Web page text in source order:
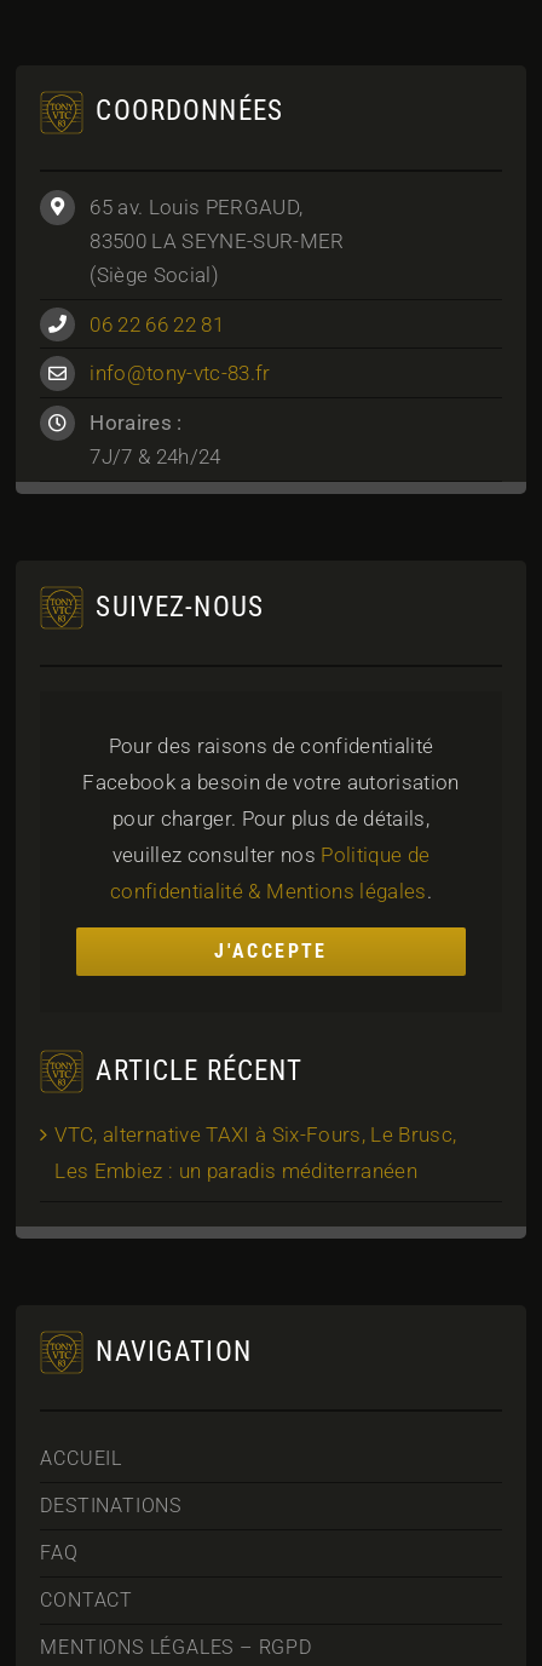
COORDONNÉES
65 av. Louis PERGAUD,
83500 LA SEYNE-SUR-MER
(Siège Social)
06 22 66 22 81
info@tony-vtc-83.fr
Horaires :
7J/7 & 24h/24
SUIVEZ-NOUS
Pour des raisons de confidentialité
Facebook a besoin de votre autorisation
pour charger. Pour plus de détails,
veuillez consulter nos Politique de
confidentialité & Mentions légales.
J'ACCEPTE
ARTICLE RÉCENT
VTC, alternative TAXI à Six-Fours, Le Brusc,
Les Embiez : un paradis méditerranéen
NAVIGATION
ACCUEIL
DESTINATIONS
FAQ
CONTACT
MENTIONS LÉGALES – RGPD